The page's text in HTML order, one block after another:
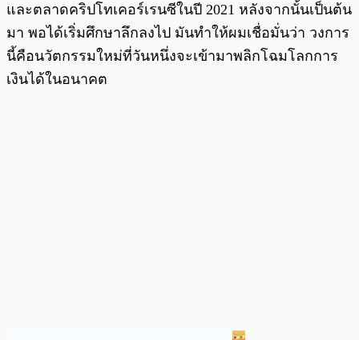
และตลาดคริปโทเคอร์เรนซีในปี 2021 หลังจากนั้นเป็นต้น
มา พอได้เริ่มศึกษาลึกลงไป มันทำให้ผมเชื่อมั่นว่า วงการ
นี้คือนวัตกรรมใหม่ที่วันหนึ่งจะเข้ามาพลิกโฉมโลกการ
เงินได้ในอนาคต